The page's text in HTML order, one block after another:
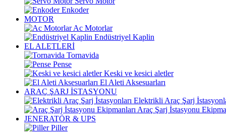
Enkoder
MOTOR
Ac Motorlar
Endüstriyel Kaplin
EL ALETLERİ
Tornavida
Pense
Keski ve kesici aletler
El Aleti Aksesuarları
ARAÇ ŞARJ İSTASYONU
Elektrikli Araç Şarj
Araç Şarj İstasyonu
JENERATÖR & UPS
Piller